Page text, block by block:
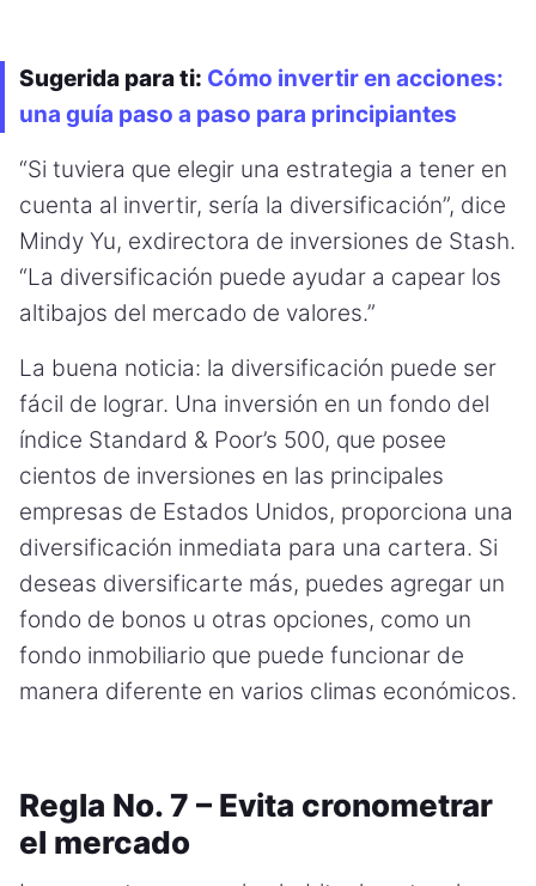
Sugerida para ti: Cómo invertir en acciones:
una guía paso a paso para principiantes
“Si tuviera que elegir una estrategia a tener en
cuenta al invertir, sería la diversificación”, dice
Mindy Yu, exdirectora de inversiones de Stash.
“La diversificación puede ayudar a capear los
altibajos del mercado de valores.”
La buena noticia: la diversificación puede ser
fácil de lograr. Una inversión en un fondo del
índice Standard & Poor’s 500, que posee
cientos de inversiones en las principales
empresas de Estados Unidos, proporciona una
diversificación inmediata para una cartera. Si
deseas diversificarte más, puedes agregar un
fondo de bonos u otras opciones, como un
fondo inmobiliario que puede funcionar de
manera diferente en varios climas económicos.
Regla No. 7 – Evita cronometrar
el mercado